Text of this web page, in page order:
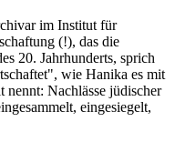
im Institut für
(!), das die
20. Jahrhunderts, sprich
wie Hanika es mit
nennt: Nachlässe jüdischer
eingesiegelt,